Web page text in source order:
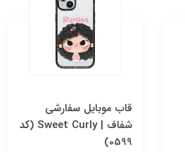
قاب موبایل سفارشی
شفاف | Sweet Curly (کد
0599)